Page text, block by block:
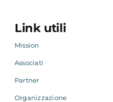
Link utili
Mission
Associati
Partner
Organizzazione